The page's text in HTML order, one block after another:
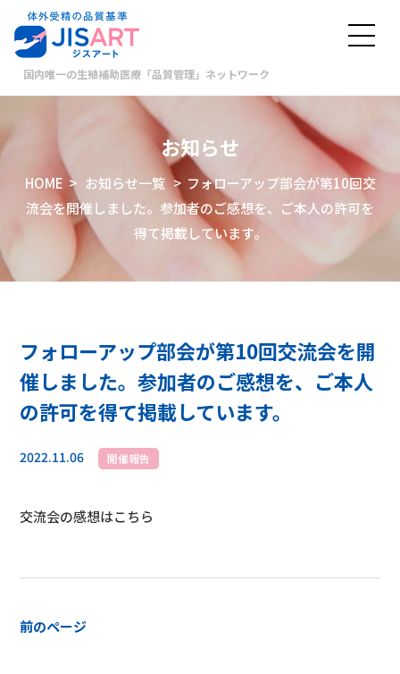
国内唯一の生殖補助医療「品質管理」ネットワーク
お知らせ
HOME > お知らせ一覧> フォローアップ部会が第10回交
流会を開催しました。参加者のご感想を、ご本人の許可を
得て掲載しています。
フォローアップ部会が第10回交流会を開
催しました。参加者のご感想を、ご本人
の許可を得て掲載しています。
2022.11.06 開催報告
交流会の感想はこちら
前のページ